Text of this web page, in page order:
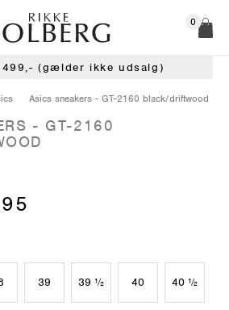
0
(gælder ikke udsalg)
Asics sneakers - GT-2160 black/driftwood
- GT-2160
39 39 ½ 40 40 ½